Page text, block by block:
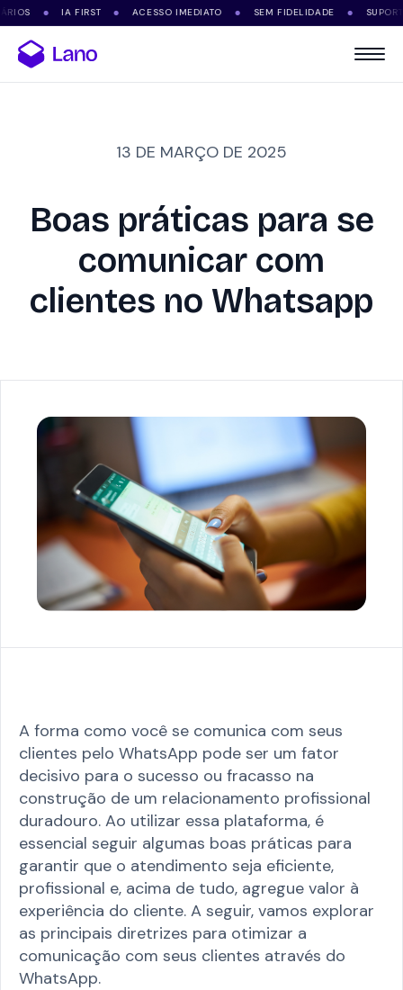
● IA FIRST ● ACESSO IMEDIATO ● SEM FIDELIDADE ● SUPORTE
13 DE MARÇO DE 2025
Boas práticas para se
comunicar com
clientes no Whatsapp
A forma como você se comunica com seus
clientes pelo WhatsApp pode ser um fator
decisivo para o sucesso ou fracasso na
construção de um relacionamento profissional
duradouro. Ao utilizar essa plataforma, é
essencial seguir algumas boas práticas para
garantir que o atendimento seja eficiente,
profissional e, acima de tudo, agregue valor à
experiência do cliente. A seguir, vamos explorar
as principais diretrizes para otimizar a
comunicação com seus clientes através do
WhatsApp.